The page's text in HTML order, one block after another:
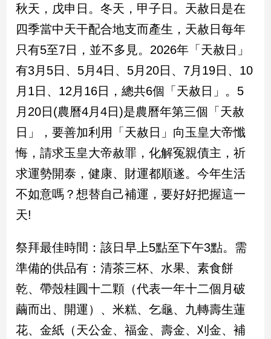
地
方
新
冠
毒
專
區
南
台
灣
觀
點
台
灣
觀
點
娛
秋天，戊申日。冬天，甲子日。天赦日是在
四季當中天干配合地支而產生，天赦日每年
只有5至7日，並不多見。2026年「天赦日」
有3月5日、5月4日、5月20日、7月19日、10
月1日、12月16日，總共6個「天赦日」。5
月20日(農曆4月4日)是農曆年第三個「天赦
日」，要善加利用「天赦日」向玉皇大帝懺
悔，請求玉皇大帝赦罪，化解冤親債主，祈
求運勢開泰，健康、財運都順遂。今年生活
不如意嗎？想替自己補運，要好好把握這一
天!
祭拜最佳時間：該日早上5點至下午3點。需
準備的供品有：清茶三杯、水果、素食餅
乾、帶殼桂圓十二顆（代表一年十二個月破
繭而出、開運）、米糕、乞龜、九轉壽生蓮
花、金紙（天公金、福金、壽金、刈金、補